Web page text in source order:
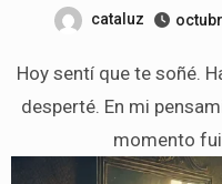
cataluz
Hoy sentí que te soñé. Ha sido el primer día que contigo
desperté. En mi
momento